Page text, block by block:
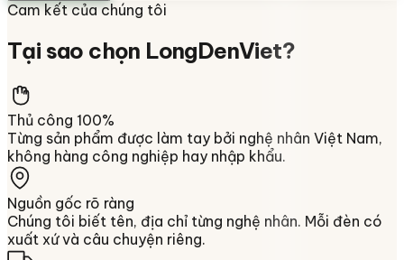
Cam kết của chúng tôi
Tại sao chọn LongDenViet?
Thủ công 100%
Từng sản phẩm được làm tay bởi nghệ nhân Việt Nam,
không hàng công nghiệp hay nhập khẩu.
Nguồn gốc rõ ràng
Chúng tôi biết tên, địa chỉ từng nghệ nhân. Mỗi đèn có
xuất xứ và câu chuyện riêng.